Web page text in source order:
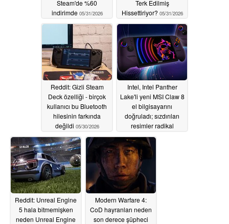
Steam'de %60
indirimde 05/31/2026
Terk Edilmiş
Hissettiriyor? 05/31/2026
Reddit: Gizli Steam
Deck özelliği - birçok
kullanıcı bu Bluetooth
hilesinin farkında
değildi 05/30/2026
Intel, Intel Panther
Lake'li yeni MSI Claw 8
el bilgisayarını
doğruladı; sızdırılan
resimler radikal
yeniden tasarımı ortaya
koyuyor
Reddit: Unreal Engine
5 hala bitmemişken
neden Unreal Engine
Modern Warfare 4:
CoD hayranları neden
son derece şüpheci